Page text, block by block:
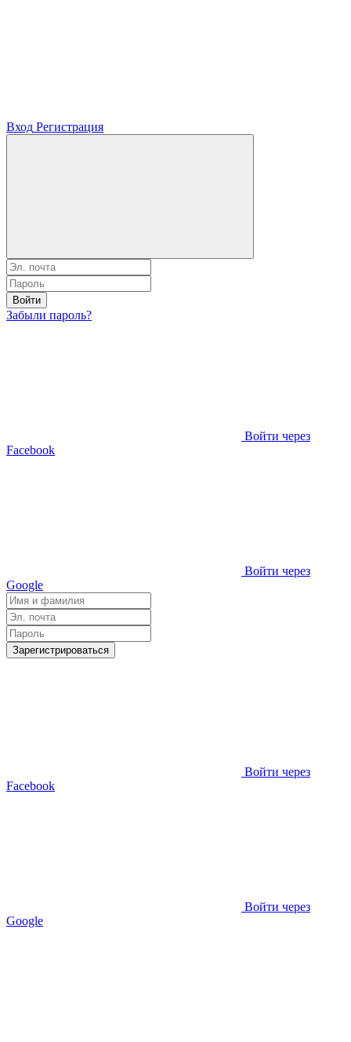
Вход Регистрация
Войти
Забыли пароль?
Войти через
Facebook
Войти через
Google
Зарегистрироваться
Войти через
Facebook
Войти через
Google